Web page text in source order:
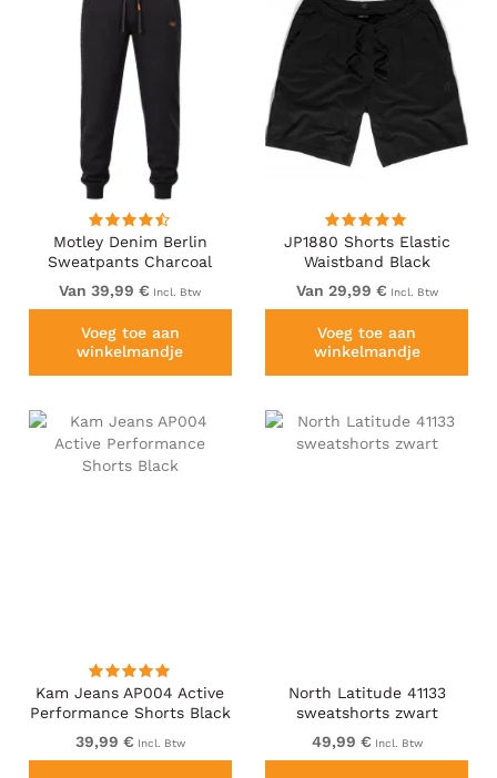
Motley Denim Berlin
Sweatpants Charcoal
Van 39,99 € Incl. Btw
Voeg toe aan
winkelmandje
JP1880 Shorts Elastic
Waistband Black
Van 29,99 € Incl. Btw
Voeg toe aan
winkelmandje
Kam Jeans AP004 Active
Performance Shorts Black
39,99 € Incl. Btw
North Latitude 41133
sweatshorts zwart
49,99 € Incl. Btw